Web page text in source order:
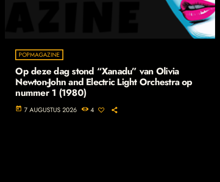
POPMAGAZINE
Op deze dag stond “Xanadu” van Olivia
Newton-John and Electric Light Orchestra op
nummer 1 (1980)
today 7 AUGUSTUS 2026 4